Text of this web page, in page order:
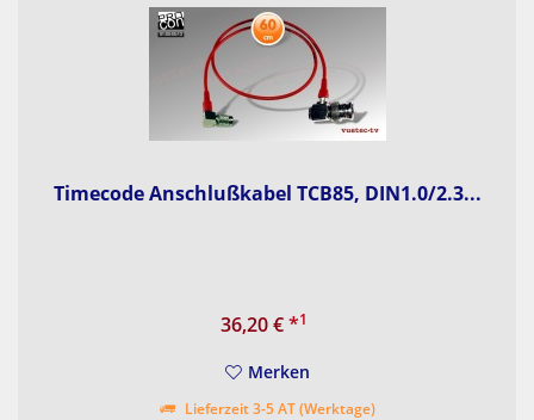
Timecode Anschlußkabel TCB85, DIN1.0/2.3...
36,20 €*1
Merken
Lieferzeit 3-5 AT (Werktage)